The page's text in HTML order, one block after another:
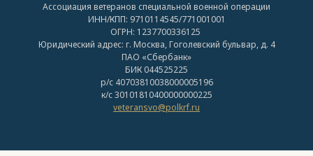
Ассоциация ветеранов специальной военной операции
ИНН/КПП: 9710114545/771001001
ОГРН: 1237700336125
Юридический адрес: г. Москва, Гоголевский бульвар, д. 4
ПАО «Сбербанк»
БИК 044525225
р/с 40703810038000005196
к/с 30101810400000000225
veteransvo@polkrf.ru